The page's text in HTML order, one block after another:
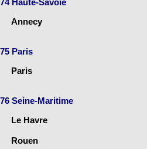
74 Haute-Savoie
Annecy
75 Paris
Paris
76 Seine-Maritime
Le Havre
Rouen